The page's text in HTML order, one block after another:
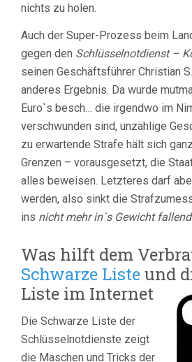
nichts zu holen.
Auch der Super-Prozess beim
gegen den Schlüsselnotdienst –
seinen Geschäftsführer Christian
anderes Ergebnis. Da wurde
Euro`s besch… die irgendwo im
verschwunden sind, unzählige
zu erwartende Strafe hält sich
Grenzen – vorausgesetzt, die
alles beweisen. Letzteres darf
werden, also sinkt die
ins nicht mehr in`s Gewicht
Was hilft dem
Schwarze Listeund
Liste im Internet
Die Schwarze Liste der
Schlüsselnotdienste zeigt
die Maschen und Tricks der